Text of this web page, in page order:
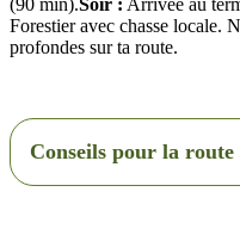
(90 min).Soir : Arrivée au
Forestier avec chasse locale.
profondes sur ta route.
Conseils pour la route